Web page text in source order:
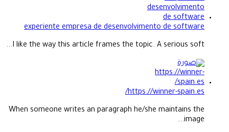
experiente empresa de desenvolvimento de software
I like the way this article frames the topic. A serious soft...
https://winner-spain.es/
When someone writes an paragraph he/she maintains the
image...